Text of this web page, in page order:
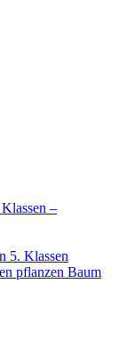
–
5. Klassen
pflanzen Baum